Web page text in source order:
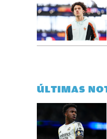
ÚLTIMAS